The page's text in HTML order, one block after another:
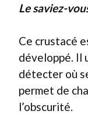
Le saviez-
Ce crustacé
développé. Il
détecter où
permet de
l’obscurité.